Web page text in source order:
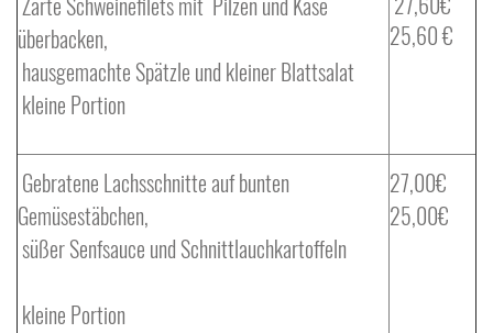
überbacken,
hausgemachte Spätzle und kleiner Blattsalat
kleine Portion
25,60 €
Gebratene Lachsschnitte auf bunten
Gemüsestäbchen,
süßer Senfsauce und Schnittlauchkartoffeln
kleine Portion
27,00€
25,00€